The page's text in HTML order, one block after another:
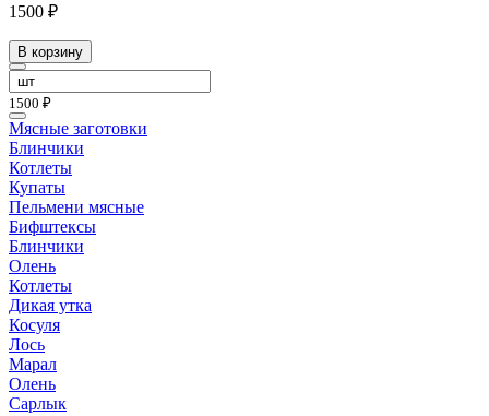
1500 ₽
В корзину
1500 ₽
Мясные заготовки
Блинчики
Котлеты
Купаты
Пельмени мясные
Бифштексы
Блинчики
Олень
Котлеты
Дикая утка
Косуля
Лось
Марал
Олень
Сарлык